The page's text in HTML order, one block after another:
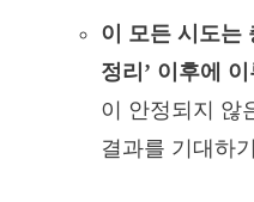
이 모든 시도는
정리’ 이후에
이 안정되지 않
결과를 기대하